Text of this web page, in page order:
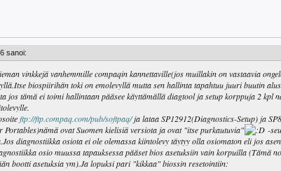
sanoi:
vinkkejä vanhemmille compaqin kannettaville(jos muillakin on vastaavia
biospiirihän toki on emolevyllä mutta sen hallinta tapahtuu juuri buutin
jos tämä ei toimi hallintaan pääsee käyttämällä diagtool ja setup korppuja 2 kpl
ftp://ftp.compaq.com/pub/softpaq/ja lataa SP12912(Diagnostics-Setup) ja
Portables)nämä ovat Suomen kielisiä versiota ja ovat "itse purkautuvia"
-
diagnostiikka osiota ei ole olemassa kiintolevy täytyy olla osiomaton eli jos
osio muussa tapauksessa pääset bios asetuksiin vain korpuilla (Tämä
bootti asetuksia ym).Ja lopuksi pari "kikkaa" biossin resetointiin: